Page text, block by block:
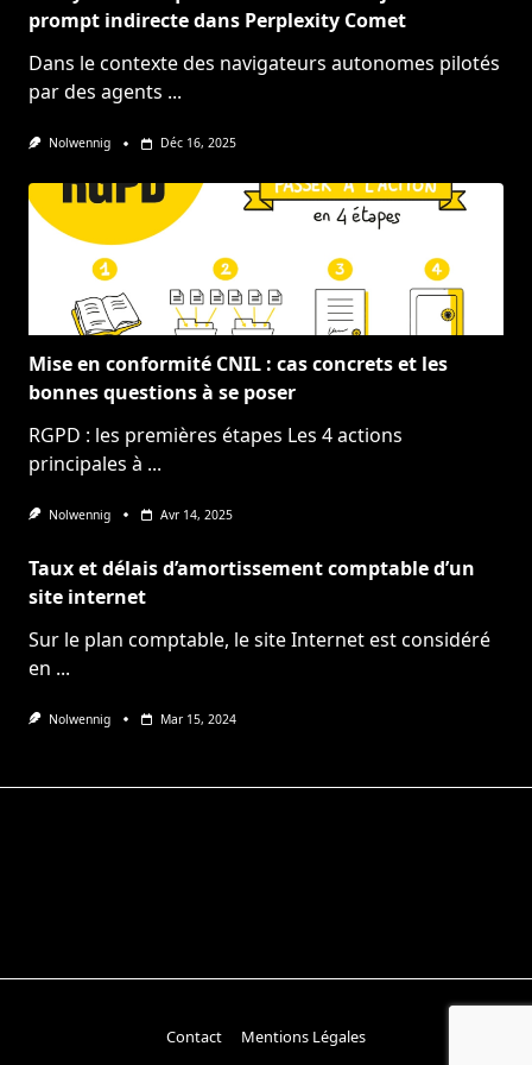
prompt indirecte dans Perplexity Comet
Dans le contexte des navigateurs autonomes pilotés
par des agents ...
Nolwennig Déc 16, 2025
Mise en conformité CNIL : cas concrets et les
bonnes questions à se poser
RGPD : les premières étapes Les 4 actions
principales à ...
Nolwennig Avr 14, 2025
Taux et délais d’amortissement comptable d’un
site internet
Sur le plan comptable, le site Internet est considéré
en ...
Nolwennig Mar 15, 2024
Contact Mentions Légales